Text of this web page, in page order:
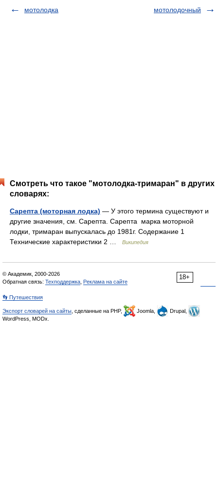
мотолодка
мотолодочный
Смотреть что такое "мотолодка-тримаран" в других
словарях:
Сарепта (моторная лодка) — У этого термина существуют и
другие значения, см. Сарепта. Сарепта марка моторной
лодки, тримаран выпускалась до 1981г. Содержание 1
Технические характеристики 2 …
Википедия
18+
© Академик, 2000-2026
Обратная связь: Техподдержка Реклама на сайте
👣 Путешествия
Экспорт словарей на сайты , сделанные на PHP, Joomla,
Drupal,
WordPress, MODx.